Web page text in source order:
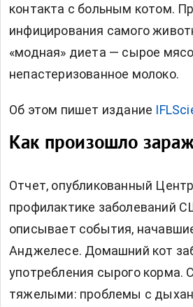
контакта с больным котом.
инфицирования самого
«модная» диета — сырое
непастеризованное молоко.
Об этом пишет издание
Как произошло
Отчет, опубликованный
профилактике заболеваний
описывает события,
Анджелесе. Домашний кот
употребления сырого
тяжелыми: проблемы с